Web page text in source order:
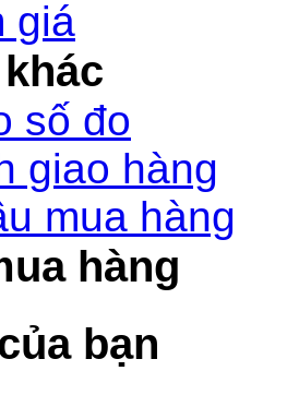
giá
số đo
giao hàng
mua hàng
hàng
bạn